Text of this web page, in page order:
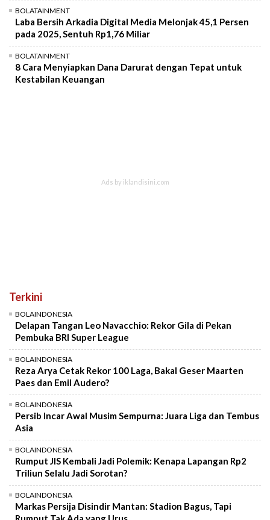
BOLATAINMENT
Laba Bersih Arkadia Digital Media Melonjak 45,1 Persen
pada 2025, Sentuh Rp1,76 Miliar
BOLATAINMENT
8 Cara Menyiapkan Dana Darurat dengan Tepat untuk
Kestabilan Keuangan
Terkini
BOLAINDONESIA
Delapan Tangan Leo Navacchio: Rekor Gila di Pekan
Pembuka BRI Super League
BOLAINDONESIA
Reza Arya Cetak Rekor 100 Laga, Bakal Geser Maarten
Paes dan Emil Audero?
BOLAINDONESIA
Persib Incar Awal Musim Sempurna: Juara Liga dan Tembus
Asia
BOLAINDONESIA
Rumput JIS Kembali Jadi Polemik: Kenapa Lapangan Rp2
Triliun Selalu Jadi Sorotan?
BOLAINDONESIA
Markas Persija Disindir Mantan: Stadion Bagus, Tapi